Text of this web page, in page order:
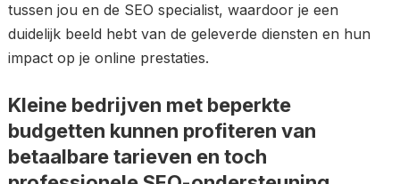
tussen jou en de SEO specialist, waardoor je een
duidelijk beeld hebt van de geleverde diensten en hun
impact op je online prestaties.
Kleine bedrijven met beperkte
budgetten kunnen profiteren van
betaalbare tarieven en toch